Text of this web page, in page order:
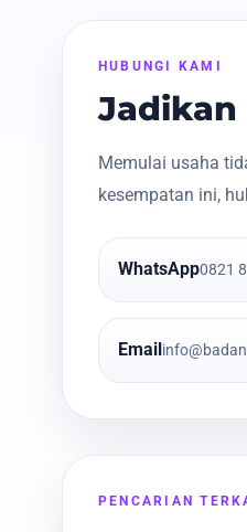
HUBUNGI KAMI
Jadikan
Memulai usaha
kesempatan ini,
WhatsApp0821
Email
PENCARIAN